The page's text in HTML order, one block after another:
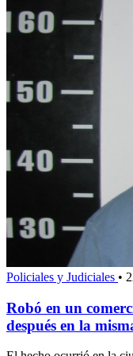
Policiales y Judiciales •
Robó en un
después en la